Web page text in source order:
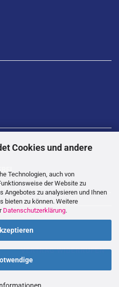
Cookies und andere
Technologien, auch von
der Website zu
Angebotes zu analysieren und Ihnen
bieten zu können. Weitere
Datenschutzerklärung.
---
VERTRAG WIDERRUFEN